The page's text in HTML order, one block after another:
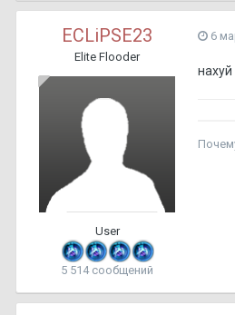
ECLiPSE23
Elite Flooder
User
5 514 сообщений
6